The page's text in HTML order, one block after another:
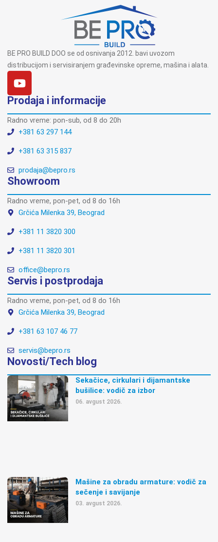
BE PRO BUILD DOO se od osnivanja 2012. bavi uvozom
distribucijom i servisiranjem građevinske opreme, mašina i alata.
Prodaja i informacije
Radno vreme: pon-sub, od 8 do 20h
+381 63 297 144
+381 63 315 837
prodaja@bepro.rs
Showroom
Radno vreme, pon-pet, od 8 do 16h
Grčića Milenka 39, Beograd
+381 11 3820 300
+381 11 3820 301
office@bepro.rs
Servis i postprodaja
Radno vreme, pon-pet, od 8 do 16h
Grčića Milenka 39, Beograd
+381 63 107 46 77
servis@bepro.rs
Novosti/Tech blog
Sekačice, cirkulari i dijamantske
bušilice: vodič za izbor
06. avgust 2026.
Mašine za obradu armature: vodič za
sečenje i savijanje
03. avgust 2026.